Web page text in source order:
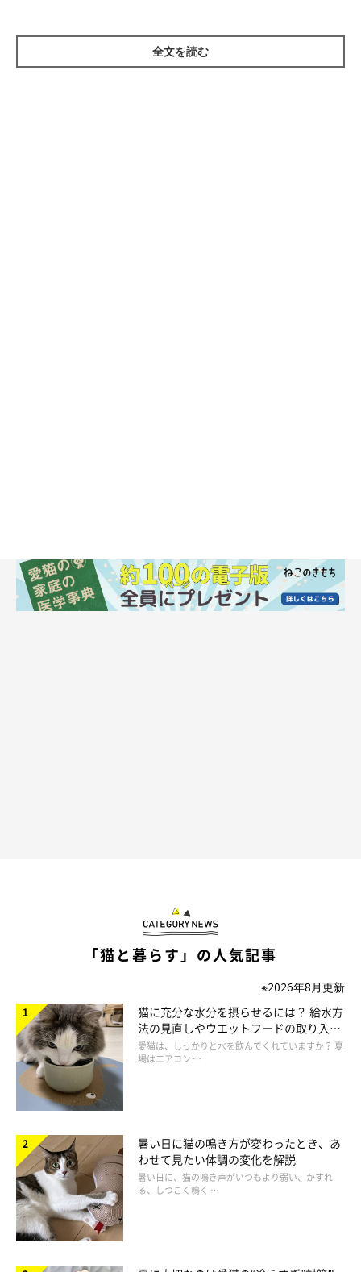
好奇心や甘え気分で、布を噛んだり吸ったり
誤飲誤食を防ぐために、猫の目につかない場
所に物を隠して対策を！
まいにちのねこのきもちアプリ投稿写真より
いくら猫が布が好きだからといっても、食べてしまっては大
変！ 愛猫の生活環境を見直して、誤飲誤食などの事故を防ぎま
しょうね。
出典／「ねこのきもち」2017年1月号 『健康・行動・生活etc.
昨年とくに多かった相談をご紹介! こちら、ねこのきもち獣医師
全文を読む
「猫と暮らす」の人気記事
※2026年8月更新
猫に充分な水分を摂らせるには？ 給水方
法の見直しやウエットフードの取り入れ
方を解説
愛猫は、しっかりと水を飲んでくれていますか？ 夏
場はエアコン …
暑い日に猫の鳴き方が変わったとき、あ
わせて見たい体調の変化を解説
暑い日に、猫の鳴き声がいつもより弱い、かすれ
る、しつこく鳴く …